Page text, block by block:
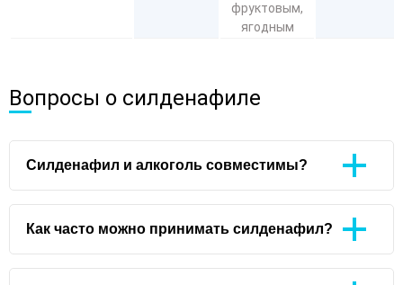
фруктовым,
ягодным
Вопросы о силденафиле
Силденафил и алкоголь совместимы?
Как часто можно принимать силденафил?